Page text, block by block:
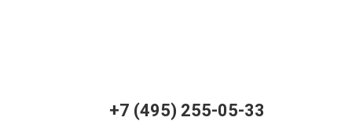
+7 (495) 255-05-33